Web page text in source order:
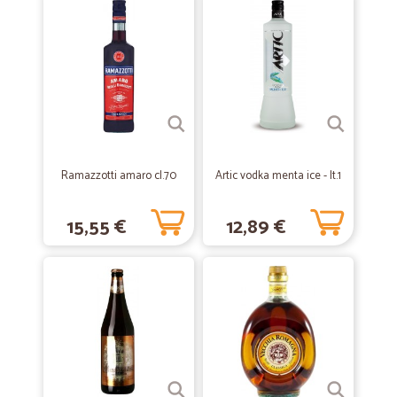
—
Servizio accurato
Servizio accurato, consegna puntuale, buona scelta di prodotti.
Do ⭐⭐⭐⭐⭐ per avere ricevuto il pacco…
tempo. Sicuramente continuerò a fare acquisti con Cicalia.
I prodotti richiestiwsono stati consegnati nei tempi previsti. Tutto ok
09/02/2019
—Francesco D.
Ramazzotti amaro cl.70
15,55 €
Artic vodka menta ice - lt.1
12,89 €